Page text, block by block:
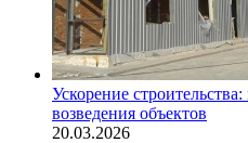
Ускорение
возведения объектов
20.03.2026